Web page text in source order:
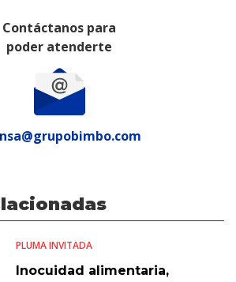
Contáctanos para
poder atenderte
PLUMA INVITADA
Inocuidad alimentaria,